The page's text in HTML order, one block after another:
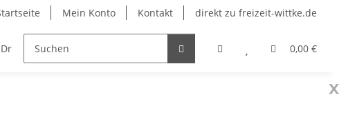
Mein Konto Kontakt direkt zu freizeit-wittke.de
0,00 €
Drehkonsolen Heizungen für Ihren
x